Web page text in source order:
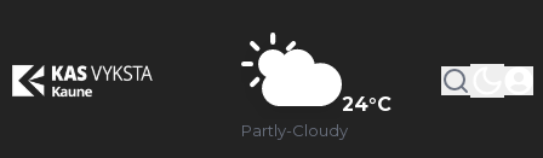
24°C
Partly-Cloudy